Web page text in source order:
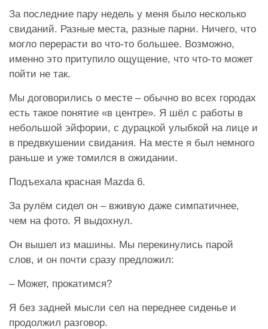
За последние пару недель у меня было несколько
свиданий. Разные места, разные парни. Ничего, что
могло перерасти во что-то большее. Возможно,
именно это притупило ощущение, что что-то может
пойти не так.
Мы договорились о месте – обычно во всех городах
есть такое понятие «в центре». Я шёл с работы в
небольшой эйфории, с дурацкой улыбкой на лице и
в предвкушении свидания. На месте я был немного
раньше и уже томился в ожидании.
Подъехала красная Mazda 6.
За рулём сидел он – вживую даже симпатичнее,
чем на фото. Я выдохнул.
Он вышел из машины. Мы перекинулись парой
слов, и он почти сразу предложил:
– Может, прокатимся?
Я без задней мысли сел на переднее сиденье и
продолжил разговор.